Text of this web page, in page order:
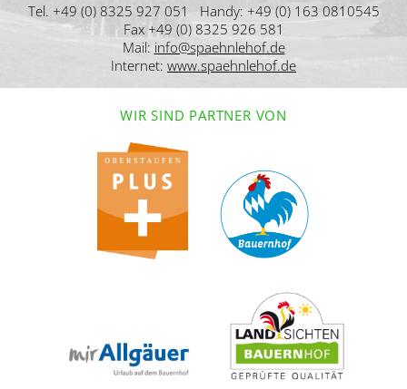
Tel. +49 (0) 8325 927 051 Handy: +49 (0) 163 0810545
Fax +49 (0) 8325 926 581
Mail: info@spaehnlehof.de
Internet: www.spaehnlehof.de
WIR SIND PARTNER VON